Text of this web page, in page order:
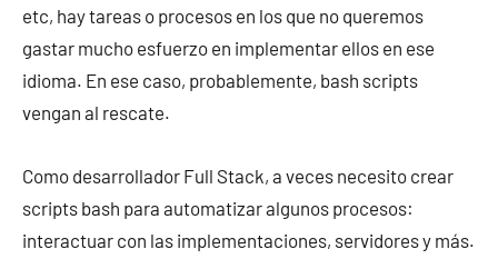
etc, hay tareas o procesos en los que no queremos
gastar mucho esfuerzo en implementar ellos en ese
idioma. En ese caso, probablemente, bash scripts
vengan al rescate.
Como desarrollador Full Stack, a veces necesito crear
scripts bash para automatizar algunos procesos:
interactuar con las implementaciones, servidores y más.